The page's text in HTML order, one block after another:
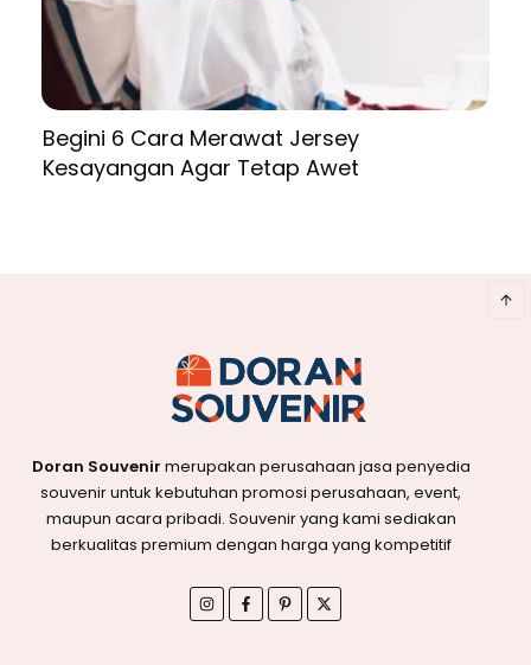
Begini 6 Cara Merawat Jersey
Kesayangan Agar Tetap Awet
Doran Souvenir merupakan perusahaan jasa penyedia
souvenir untuk kebutuhan promosi perusahaan, event,
maupun acara pribadi. Souvenir yang kami sediakan
berkualitas premium dengan harga yang kompetitif